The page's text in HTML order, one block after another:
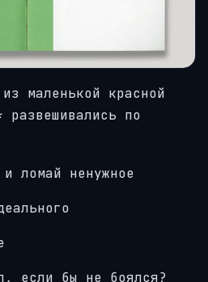
маленькой красной
развешивались по
ломай ненужное
если бы не боялся?